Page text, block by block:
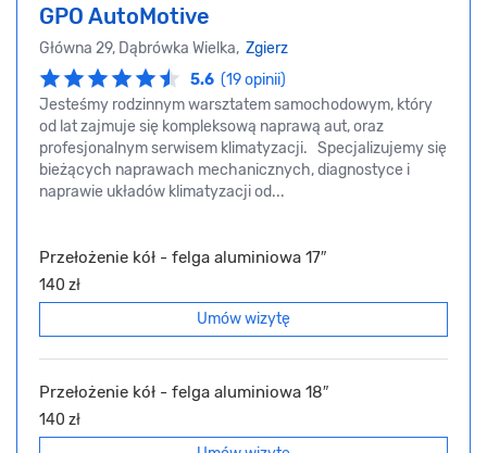
GPO AutoMotive
Główna 29, Dąbrówka Wielka, Zgierz
5.6 (19 opinii)
Jesteśmy rodzinnym warsztatem samochodowym, który
od lat zajmuje się kompleksową naprawą aut, oraz
profesjonalnym serwisem klimatyzacji. Specjalizujemy się
bieżących naprawach mechanicznych, diagnostyce i
naprawie układów klimatyzacji od...
Przełożenie kół - felga aluminiowa 17″
140 zł
Umów wizytę
Przełożenie kół - felga aluminiowa 18″
140 zł